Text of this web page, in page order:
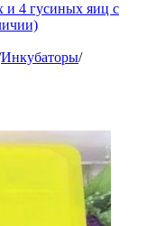
и 4 гусиных яиц с
Инкубаторы/